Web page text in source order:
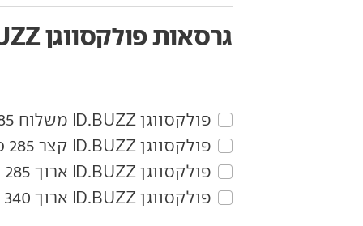
גרסאות פולקסווגן ID.BUZZ
פולקסווגן‏ ID.BUZZ‏ משלוח 285 כ"ס 2X4
פולקסווגן‏ ID.BUZZ‏ קצר 285 כ"ס Pro 2X4
פולקסווגן‏ ID.BUZZ‏ ארוך 285 כ"ס Pro 2X4
פולקסווגן‏ ID.BUZZ‏ ארוך 340 כ"ס GTX 4X4